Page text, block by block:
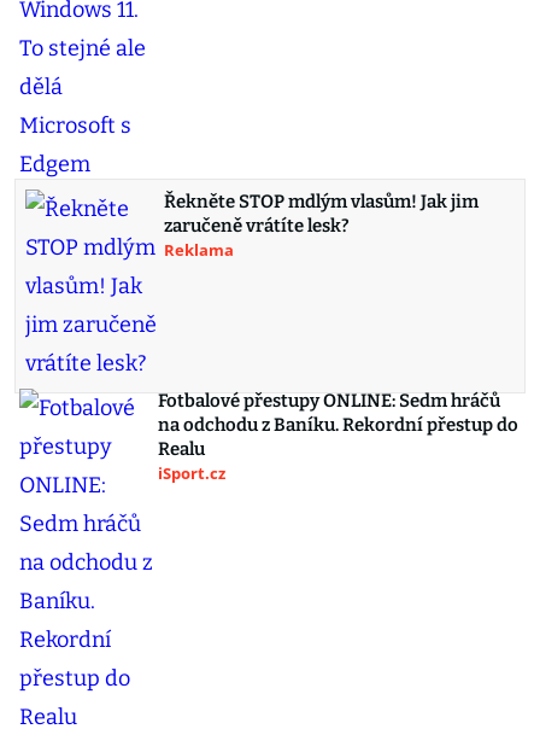
Řekněte STOP mdlým vlasům! Jak jim
zaručeně vrátíte lesk?
Reklama
Fotbalové přestupy ONLINE: Sedm hráčů
na odchodu z Baníku. Rekordní přestup do
Realu
iSport.cz